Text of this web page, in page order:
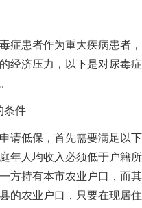
症患者作为重大疾病患者，
经济压力，以下是对尿毒症
条件
请低保，首先需要满足以下
年人均收入必须低于户籍所
方持有本市农业户口，而其
的农业户口，只要在现居住